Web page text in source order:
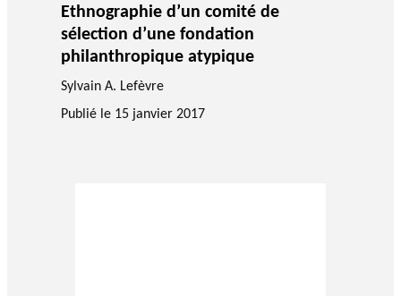
Ethnographie d’un comité de
sélection d’une fondation
philanthropique atypique
Sylvain A. Lefèvre
Publié le 15 janvier 2017